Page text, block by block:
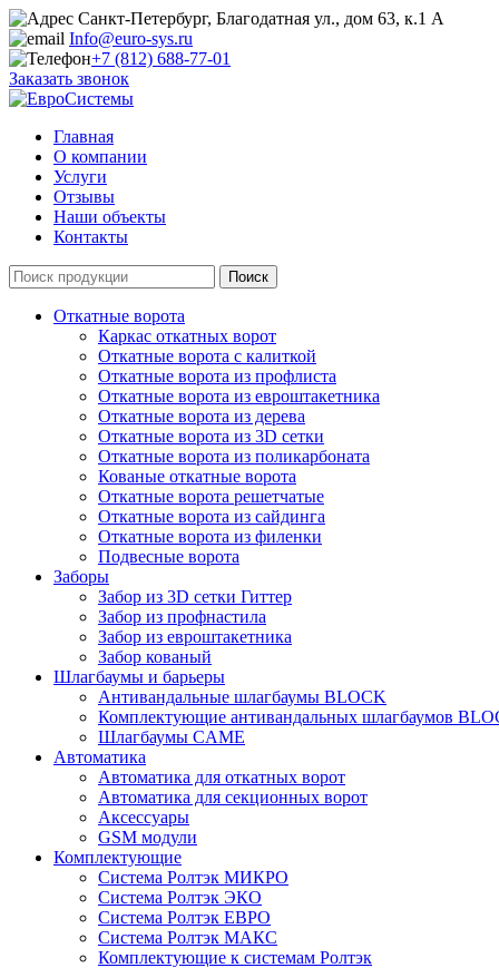
Санкт-Петербург, Благодатная ул., дом 63, к.1 А
Info@euro-sys.ru
+7 (812) 688-77-01
Заказать звонок
Главная
О компании
Услуги
Отзывы
Наши объекты
Контакты
Откатные ворота
Каркас откатных ворот
Откатные ворота с калиткой
Откатные ворота из профлиста
Откатные ворота из евроштакетника
Откатные ворота из дерева
Откатные ворота из 3D сетки
Откатные ворота из поликарбоната
Кованые откатные ворота
Откатные ворота решетчатые
Откатные ворота из сайдинга
Откатные ворота из филенки
Подвесные ворота
Заборы
Забор из 3D сетки Гиттер
Забор из профнастила
Забор из евроштакетника
Забор кованый
Шлагбаумы и барьеры
Антивандальные шлагбаумы BLOCK
Комплектующие антивандальных шлагбаумов
Шлагбаумы CAME
Автоматика
Автоматика для откатных ворот
Автоматика для секционных ворот
Аксессуары
GSM модули
Комплектующие
Система Ролтэк МИКРО
Система Ролтэк ЭКО
Система Ролтэк ЕВРО
Система Ролтэк МАКС
Комплектующие к системам Ролтэк